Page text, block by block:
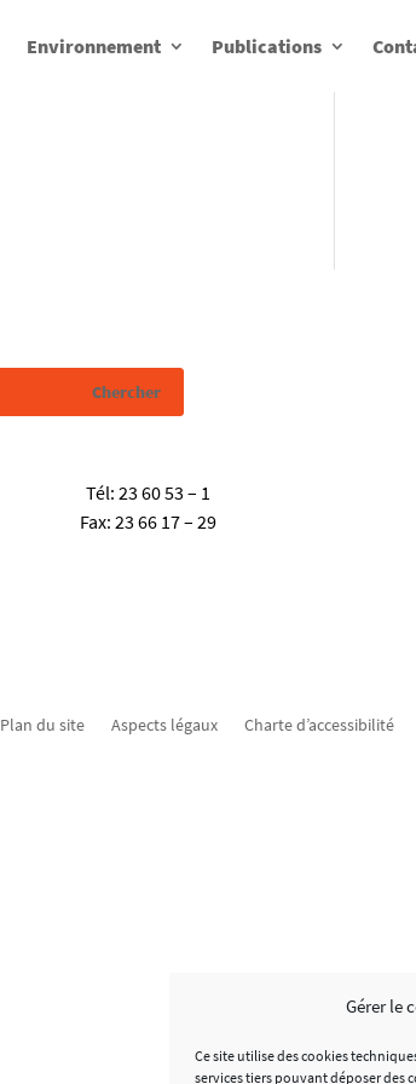
Gérer le
Ce site utilise des cookies
services tiers pouvant déposer des
Environnement Publications
Tél: 23 60 53 – 1
Fax: 23 66 17 – 29
Plan du site Aspects légaux Charte d’accessibilité